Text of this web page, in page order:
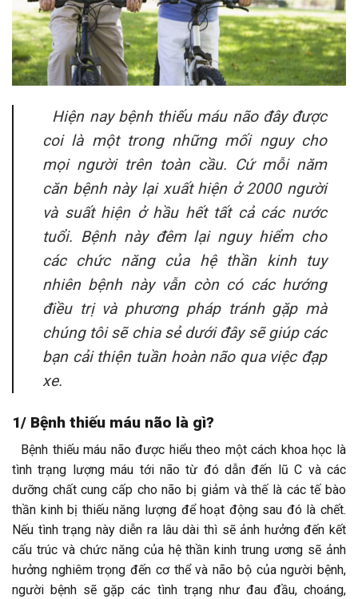
Hiện nay bệnh thiếu máu não đây được
coi là một trong những mối nguy cho
mọi người trên toàn cầu. Cứ mỗi năm
căn bệnh này lại xuất hiện ở 2000 người
và suất hiện ở hầu hết tất cả các nước
tuổi. Bệnh này đêm lại nguy hiểm cho
các chức năng của hệ thần kinh tuy
nhiên bệnh này vẫn còn có các hướng
điều trị và phương pháp tránh gặp mà
chúng tôi sẽ chia sẻ dưới đây sẽ giúp các
bạn cải thiện tuần hoàn não qua việc đạp
xe.
1/ Bệnh thiếu máu não là gì?
Bệnh thiếu máu não được hiểu theo một cách khoa học là
tình trạng lượng máu tới não từ đó dẫn đến lũ C và các
dưỡng chất cung cấp cho não bị giảm và thế là các tế bào
thần kinh bị thiếu năng lượng để hoạt động sau đó là chết.
Nếu tình trạng này diễn ra lâu dài thì sẽ ảnh hưởng đến kết
cấu trúc và chức năng của hệ thần kinh trung ương sẽ ảnh
hưởng nghiêm trọng đến cơ thể và não bộ của người bệnh,
người bệnh sẽ gặp các tình trạng như đau đầu, choáng,